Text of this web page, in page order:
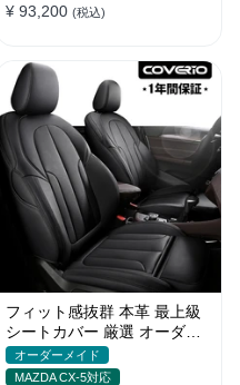
¥ 93,200 (税込)
フィット感抜群 本革 最上級
シートカバー 厳選 オーダー
メイド 防水 雰囲気 全席セッ
ト
オーダーメイド
MAZDA CX-5対応